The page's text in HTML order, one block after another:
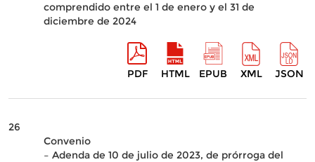
comprendido entre el 1 de enero y el 31 de
diciembre de 2024
PDF HTML EPUB XML JSON
26
Convenio
– Adenda de 10 de julio de 2023, de prórroga del